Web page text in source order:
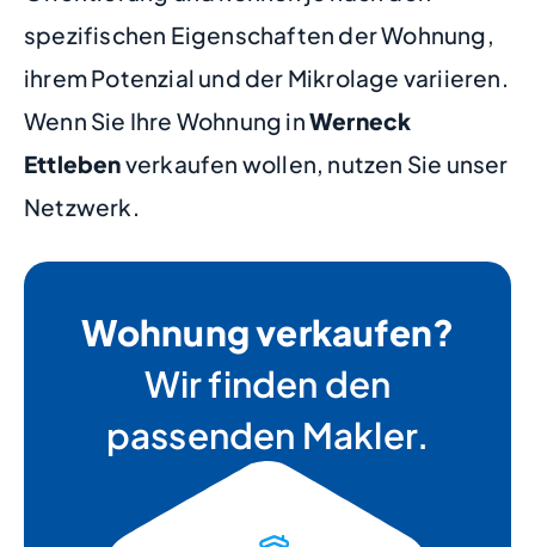
spezifischen Eigenschaften der Wohnung,
ihrem Potenzial und der Mikrolage variieren.
Wenn Sie Ihre Wohnung inWerneck
Ettlebenverkaufen wollen, nutzen Sie unser
Netzwerk.
Wohnung verkaufen?
Wir finden den
passenden Makler.